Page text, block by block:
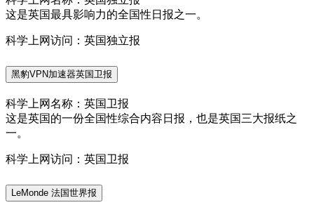
这是英国最具影响力的全国性日报之一。
科学上网访问：英国独立报
黑豹VPN加速器英国卫报
科学上网名称：英国卫报
这是英国的一份全国性综合内容日报，也是英国三大报纸之
一。
科学上网访问：英国卫报
LeMonde 法国世界报